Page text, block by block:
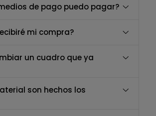
de pago puedo pagar?
mi compra?
un cuadro que ya
son hechos los